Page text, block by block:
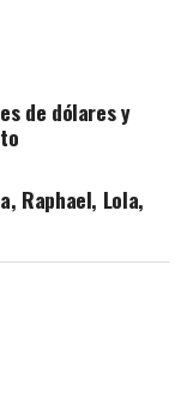
de dólares y
Raphael, Lola,